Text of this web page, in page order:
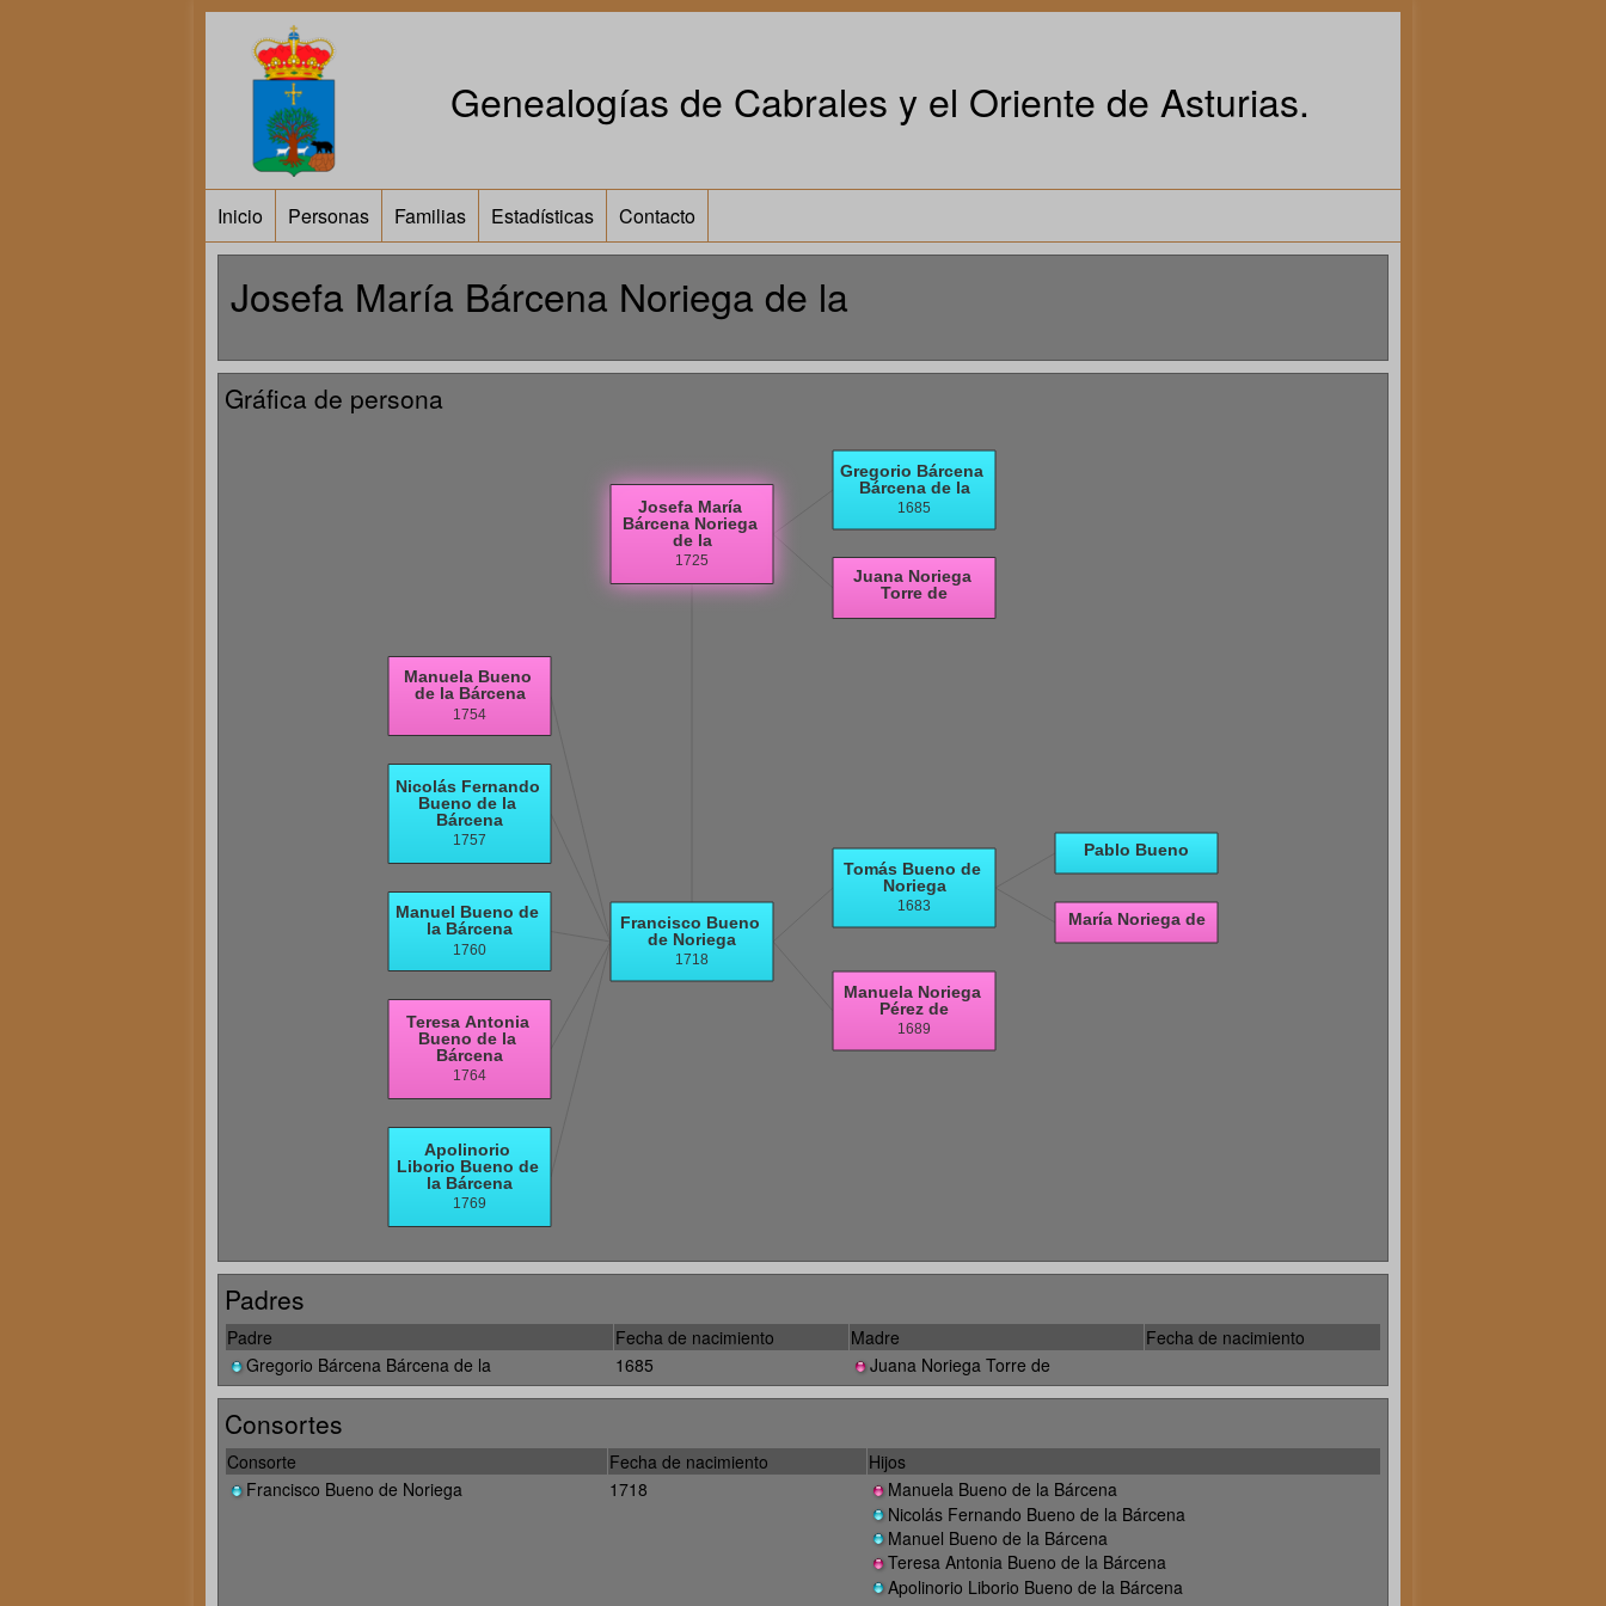
Genealogías de Cabrales y el Oriente de Asturias.
Inicio Personas Familias Estadísticas Contacto
Josefa María Bárcena Noriega de la
Gráfica de persona
Padres
Padre Fecha de nacimiento Madre
Fecha de nacimiento
Gregorio Bárcena Bárcena de la
1685 Juana Noriega Torre de
Consortes
Consorte Fecha de nacimiento
Hijos
Francisco Bueno de Noriega
1718
Manuela Bueno de la Bárcena
Nicolás Fernando Bueno de la Bárcena
Manuel Bueno de la Bárcena
Teresa Antonia Bueno de la Bárcena
Apolinorio Liborio Bueno de la Bárcena